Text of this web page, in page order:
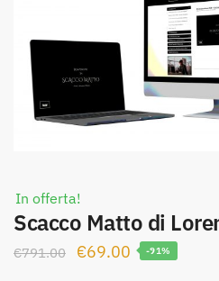
In offerta!
Scacco Matto di
€791.00
Il
€69.00 Il -91%